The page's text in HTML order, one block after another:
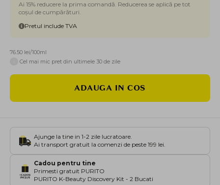
Ai 15% reducere la prima comandă. Reducerea se aplică pe tot
coșul de cumpărături.
Pretul include TVA
76.50 lei/100ml
Cel mai mic pret din ultimele 30 de zile
ADAUGA IN COS
Ajunge la tine in 1-2 zile lucratoare.
Ai transport gratuit la comenzi de peste 199 lei.
Cadou pentru tine
Primesti gratuit PURITO
PURITO K-Beauty Discovery Kit - 2 Bucati